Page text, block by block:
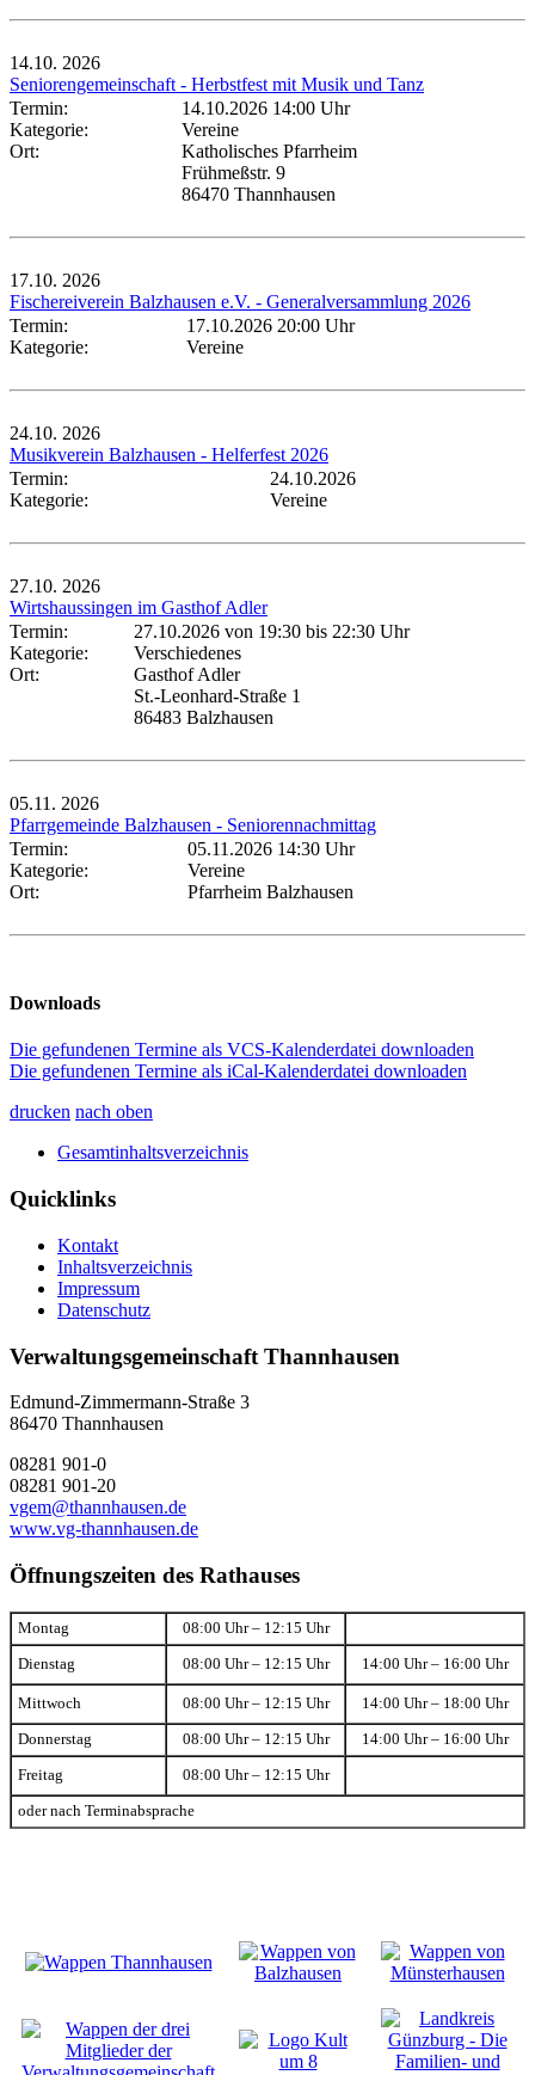
14.10. 2026
Seniorengemeinschaft - Herbstfest mit Musik und Tanz
Termin:
14.10.2026 14:00 Uhr
Kategorie:
Vereine
Ort:
Katholisches Pfarrheim
Frühmeßstr. 9
86470 Thannhausen
17.10. 2026
Fischereiverein Balzhausen e.V. - Generalversammlung 2026
Termin:
17.10.2026 20:00 Uhr
Kategorie:
Vereine
24.10. 2026
Musikverein Balzhausen - Helferfest 2026
Termin:
24.10.2026
Kategorie:
Vereine
27.10. 2026
Wirtshaussingen im Gasthof Adler
Termin:
27.10.2026 von 19:30 bis 22:30 Uhr
Kategorie:
Verschiedenes
Ort:
Gasthof Adler
St.-Leonhard-Straße 1
86483 Balzhausen
05.11. 2026
Pfarrgemeinde Balzhausen - Seniorennachmittag
Termin:
05.11.2026 14:30 Uhr
Kategorie:
Vereine
Ort:
Pfarrheim Balzhausen
Downloads
Die gefundenen Termine als VCS-Kalenderdatei downloaden
Die gefundenen Termine als iCal-Kalenderdatei downloaden
drucken nach oben
Gesamtinhaltsverzeichnis
Quicklinks
Kontakt
Inhaltsverzeichnis
Impressum
Datenschutz
Verwaltungsgemeinschaft Thannhausen
Edmund-Zimmermann-Straße 3
86470 Thannhausen
08281 901-0
08281 901-20
vgem@thannhausen.de
www.vg-thannhausen.de
Öffnungszeiten des Rathauses
Montag 08:00 Uhr – 12:15 Uhr
Dienstag 08:00 Uhr – 12:15 Uhr 14:00 Uhr – 16:00 Uhr
Mittwoch 08:00 Uhr – 12:15 Uhr 14:00 Uhr – 18:00 Uhr
Donnerstag 08:00 Uhr – 12:15 Uhr 14:00 Uhr – 16:00 Uhr
Freitag 08:00 Uhr – 12:15 Uhr
oder nach Terminabsprache